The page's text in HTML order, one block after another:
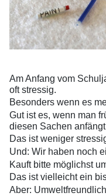
Am Anfang vom
oft stressig.
Besonders wenn es
Gut ist es, wenn man
diesen Sachen
Das ist weniger
Und: Wir haben noch
Kauft bitte möglichst
Das ist vielleicht ein
Aber: